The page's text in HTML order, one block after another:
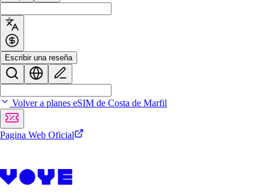
Escribir una reseña
Volver a planes eSIM de Costa de Marfil
Pagina Web Oficial